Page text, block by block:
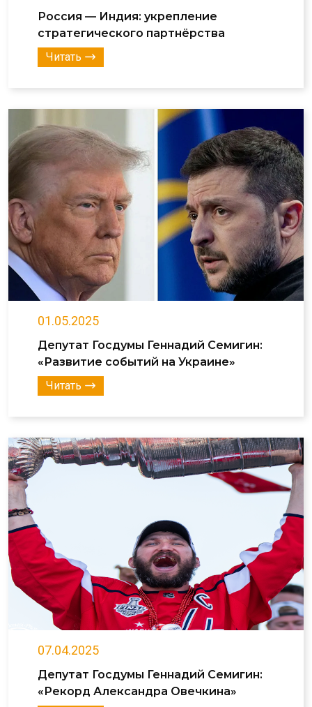
Россия — Индия: укрепление
стратегического партнёрства
Читать
01.05.2025
Депутат Госдумы Геннадий Семигин:
«Развитие событий на Украине»
Читать
07.04.2025
Депутат Госдумы Геннадий Семигин:
«Рекорд Александра Овечкина»